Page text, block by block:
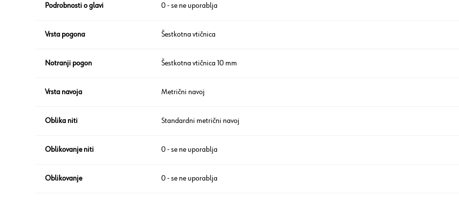
Podrobnosti o glavi 0 - se ne uporablja
Vrsta pogona Šestkotna vtičnica
Notranji pogon Šestkotna vtičnica 10 mm
Vrsta navoja Metrični navoj
Oblika niti Standardni metrični navoj
Oblikovanje niti 0 - se ne uporablja
Oblikovanje 0 - se ne uporablja